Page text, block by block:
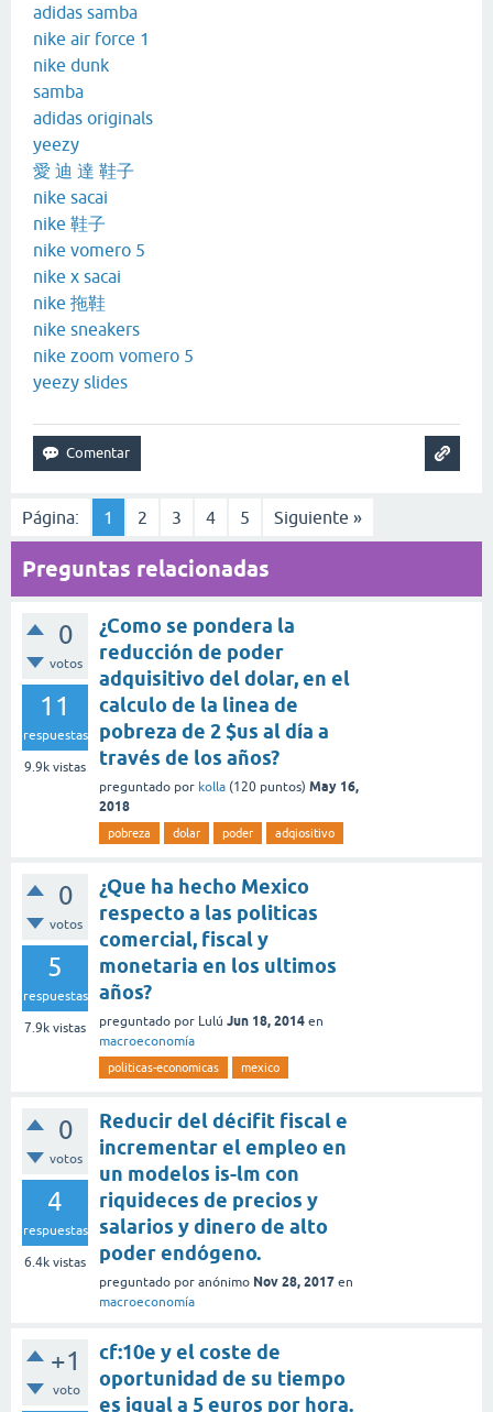
adidas samba
nike air force 1
nike dunk
samba
adidas originals
yeezy
愛 迪 達 鞋子
nike sacai
nike 鞋子
nike vomero 5
nike x sacai
nike 拖鞋
nike sneakers
nike zoom vomero 5
yeezy slides
Página: 1 2 3 4 5 Siguiente »
Preguntas relacionadas
0
votos
11
respuestas
9.9k vistas
¿Como se pondera la
reducción de poder
adquisitivo del dolar, en el
calculo de la linea de
pobreza de 2 $us al día a
través de los años?
preguntado por kolla (120 puntos) May 16,
2018
pobreza dolar poder adqiositivo
0
votos
5
respuestas
7.9k vistas
¿Que ha hecho Mexico
respecto a las politicas
comercial, fiscal y
monetaria en los ultimos
años?
preguntado por Lulú Jun 18, 2014 en
macroeconomía
politicas-economicas mexico
0
votos
4
respuestas
6.4k vistas
Reducir del décifit fiscal e
incrementar el empleo en
un modelos is-lm con
riquideces de precios y
salarios y dinero de alto
poder endógeno.
preguntado por anónimo Nov 28, 2017 en
macroeconomía
+1
voto
cf:10e y el coste de
oportunidad de su tiempo
es igual a 5 euros por hora.